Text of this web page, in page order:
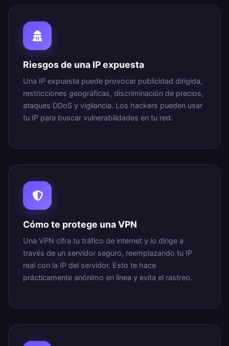
Riesgos de una IP expuesta
Una IP expuesta puede provocar publicidad dirigida,
restricciones geográficas, discriminación de precios,
ataques DDoS y vigilancia. Los hackers pueden usar
tu IP para buscar vulnerabilidades en tu red.
Cómo te protege una VPN
Una VPN cifra tu tráfico de internet y lo dirige a
través de un servidor seguro, reemplazando tu IP
real con la IP del servidor. Esto te hace
prácticamente anónimo en línea y evita el rastreo.